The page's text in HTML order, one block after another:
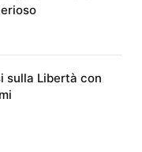
sulla Libertà con